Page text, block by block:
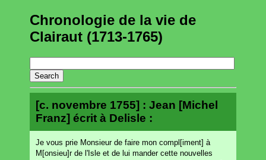
Chronologie de la vie de
Clairaut (1713-1765)
[c. novembre 1755] : Jean [Michel
Franz] écrit à Delisle :
Je vous prie Monsieur de faire mon compl[iment] à
M[onsieu]r de l'Isle et de lui mander cette nouvelles